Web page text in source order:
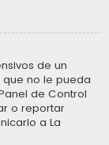
de un
no le pueda
de Control
o reportar
a La